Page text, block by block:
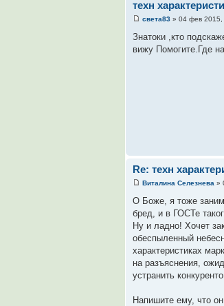
техн
света83 » 04 фев 2015,
Знатоки ,кто
вижу Помогите.Где
Re: техн
Виталина Селезнева »
О Боже, я тоже
бред, и в ГОСТе
Ну и ладно! Хочет
обеспыленный
характеристиках
на разъяснения,
устранить
Напишите ему, что